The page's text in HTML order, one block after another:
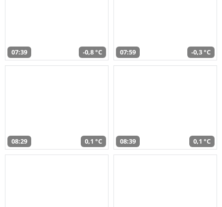
07:39 -0,8 °C 07:59 -0,3 °C
08:29 0,1 °C 08:39 0,1 °C